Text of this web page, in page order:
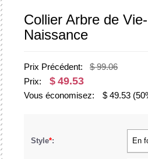
Collier Arbre de
Naissance
Prix Précédent:
$ 99.06
Prix:
$ 49.53
Vous économisez: $ 49.53
Style*: En